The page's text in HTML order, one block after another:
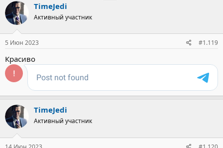
TimeJedi
Активный участник
5 Июн 2023 #1.119
Красиво
TimeJedi
Активный участник